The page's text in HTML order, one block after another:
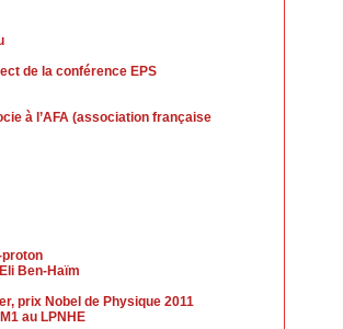
de la conférence EPS
à l’AFA (association française
proton
Ben-Haïm
prix Nobel de Physique 2011
au LPNHE